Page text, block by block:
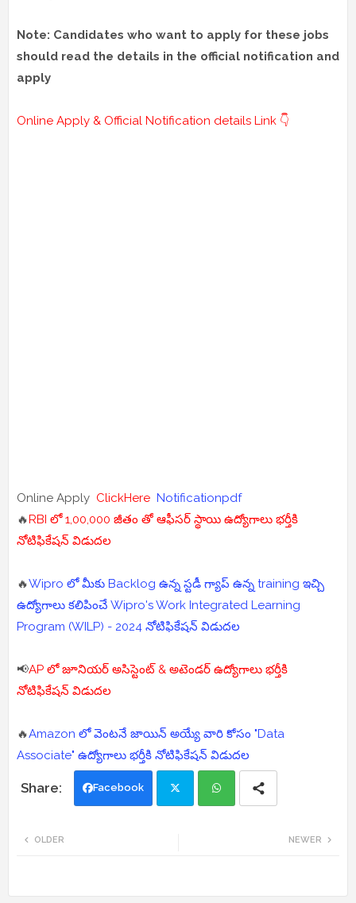
Note: Candidates who want to apply for these jobs
should read the details in the official notification and
apply
Online Apply & Official Notification details Link 👇
Online Apply ClickHere Notificationpdf
🔥RBI లో 1,00,000 జీతం తో ఆఫీసర్ స్థాయి ఉద్యోగాలు భర్తీకి
నోటిఫికేషన్ విడుదల
🔥Wipro లో మీకు Backlog ఉన్న స్టడీ గ్యాప్ ఉన్న training ఇచ్చి
ఉద్యోగాలు కలిపించే Wipro's Work Integrated Learning
Program (WILP) - 2024 నోటిఫికేషన్ విడుదల
📢AP లో జూనియర్ అసిస్టెంట్ & అటెండర్ ఉద్యోగాలు భర్తీకి
నోటిఫికేషన్ విడుదల
🔥Amazon లో వెంటనే జాయిన్ అయ్యే వారి కోసం "Data
Associate" ఉద్యోగాలు భర్తీకి నోటిఫికేషన్ విడుదల
Facebook
NEWER
OLDER